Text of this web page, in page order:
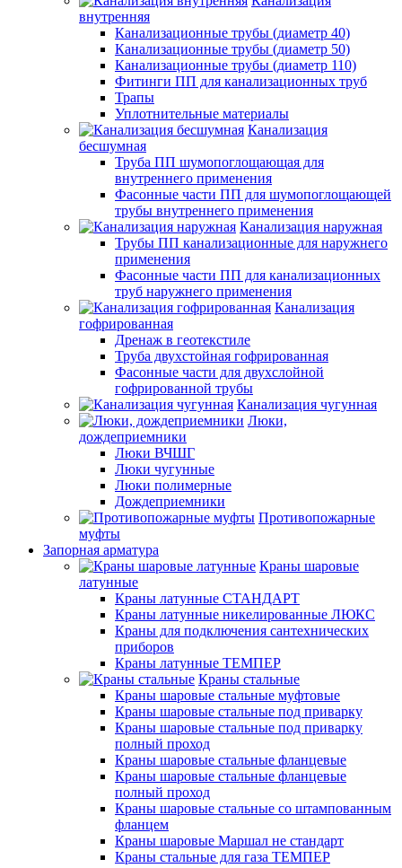
внутренняя
Канализационные трубы (диаметр 40)
Канализационные трубы (диаметр 50)
Канализационные трубы (диаметр 110)
Фитинги ПП для канализационных труб
Трапы
Уплотнительные материалы
Канализация
бесшумная
Труба ПП шумопоглощающая для
внутреннего применения
Фасонные части ПП для шумопоглощающей
трубы внутреннего применения
Канализация наружная
Трубы ПП канализационные для наружнего
применения
Фасонные части ПП для канализационных
труб наружнего применения
Канализация
гофрированная
Дренаж в геотекстиле
Труба двухстойная гофрированная
Фасонные части для двухслойной
гофрированной трубы
Канализация чугунная
Люки,
дождеприемники
Люки ВЧШГ
Люки чугунные
Люки полимерные
Дождеприемники
Противопожарные
муфты
Запорная арматура
Краны шаровые
латунные
Краны латунные СТАНДАРТ
Краны латунные никелированные ЛЮКС
Краны для подключения сантехнических
приборов
Краны латунные ТЕМПЕР
Краны стальные
Краны шаровые стальные муфтовые
Краны шаровые стальные под приварку
Краны шаровые стальные под приварку
полный проход
Краны шаровые стальные фланцевые
Краны шаровые стальные фланцевые
полный проход
Краны шаровые стальные со штампованным
фланцем
Краны шаровые Маршал не стандарт
Краны стальные для газа ТЕМПЕР